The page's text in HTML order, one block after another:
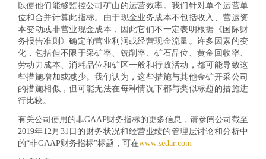
以使他们能够监控公司矿山的运营效率。我们针对单个运营单
位和合并计算此指标。由于现金业务成本不包括收入、营运资
本变动或非营业现金成本，因此它们不一定表明根据《国际财
务报告准则》确定的营业利润或经营现金流量。许多因素的变
化，包括但不限于采矿率、铣削率、矿石品位、黄金回收率、
劳动力成本、消耗品位和矿区一般和行政活动，都可能导致这
些措施增加或减少。我们认为，这些措施与其他金矿开采公司
的措施相似，但可能无法在每种情况下都与类似标题的措施进
行比较。
有关公司使用的非GAAP财务指标的更多信息，请参阅公司截至
2019年12月31日的财务状况和经营业绩的管理层讨论和分析中
的“非GAAP财务指标”标题，可在www.sedar.com